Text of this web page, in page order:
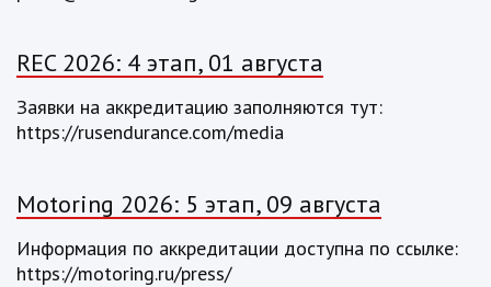
REC 2026: 4 этап, 01 августа
Заявки на аккредитацию заполняются тут:
https://rusendurance.com/media
Motoring 2026: 5 этап, 09 августа
Информация по аккредитации доступна по ссылке:
https://motoring.ru/press/